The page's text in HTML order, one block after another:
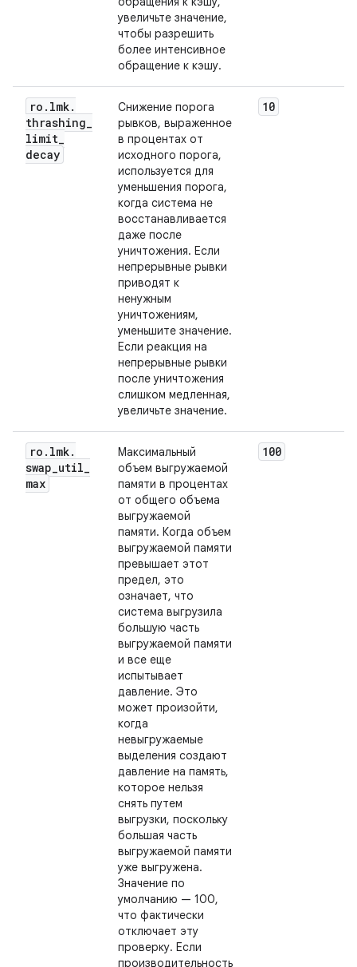
увеличьте значение,
чтобы разрешить
более интенсивное
обращение к кэшу.
ro . lmk.
thrashing_
limit_
decay
Снижение порога
рывков, выраженное
в процентах от
исходного порога,
используется для
уменьшения порога,
когда система не
восстанавливается
даже после
уничтожения. Если
непрерывные рывки
приводят к
ненужным
уничтожениям,
уменьшите значение.
Если реакция на
непрерывные рывки
после уничтожения
слишком медленная,
увеличьте значение.
10
ro . lmk.
swap_util_
max
Максимальный
объем выгружаемой
памяти в процентах
от общего объема
выгружаемой
памяти. Когда объем
выгружаемой памяти
превышает этот
предел, это
означает, что
система выгрузила
большую часть
выгружаемой памяти
и все еще
испытывает
давление. Это
может произойти,
когда
невыгружаемые
выделения создают
давление на память,
которое нельзя
снять путем
выгрузки, поскольку
большая часть
выгружаемой памяти
уже выгружена.
Значение по
умолчанию — 100,
что фактически
отключает эту
проверку. Если
производительность
100